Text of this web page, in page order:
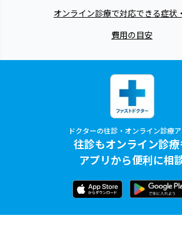
オンライン診療で対応できる症状
費用の目安
ドクターの往診・オンライン診療
往診もオンライン診療
アプリから便利に相